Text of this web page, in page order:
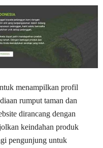
menampilkan profil
rumput taman dan
dirancang dengan
keindahan produk
pengunjung untuk